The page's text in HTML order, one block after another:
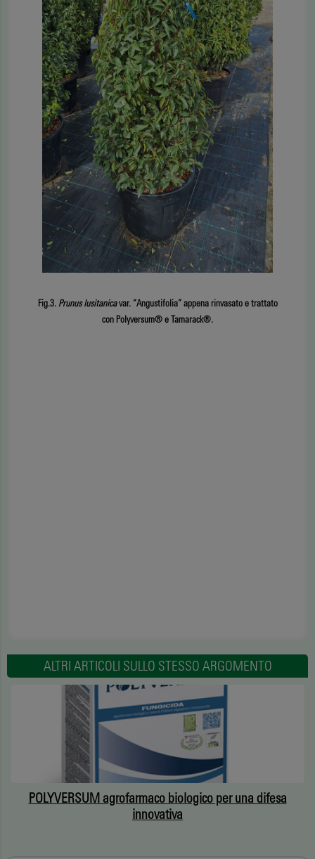
Fig.3. Prunus lusitanicavar. “Angustifolia” appena rinvasato e trattato
con Polyversum® e Tamarack®.
ALTRI ARTICOLI SULLO STESSO ARGOMENTO
POLYVERSUM agrofarmaco biologico per una difesa
innovativa